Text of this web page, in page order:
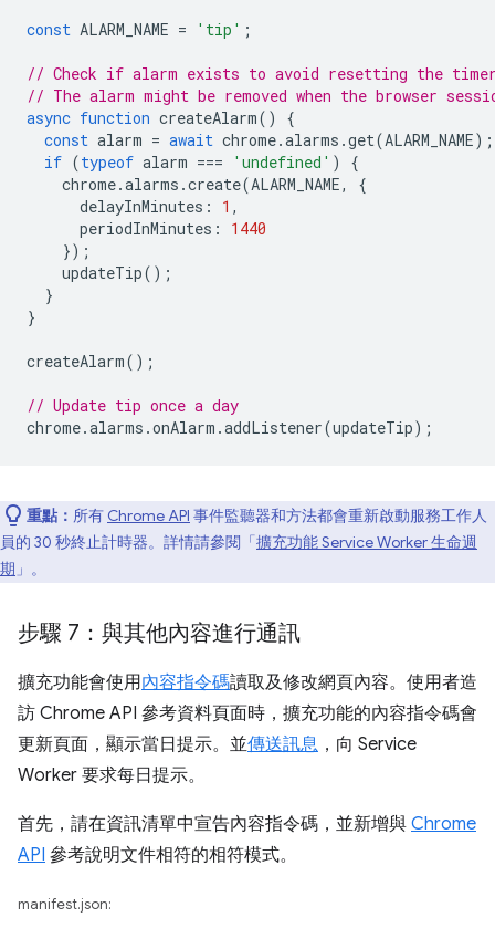
const ALARM_NAME = 'tip' ;
// Check if alarm exists to avoid resetting the
// The alarm might be removed when the browser
async function createAlarm()
{
const alarm = await chrome.alarms .get(ALARM_NAME);
if (typeof alarm === 'undefined' )
{
chrome.alarms .create(ALARM_NAME,
{
delayInMinutes : 1 ,
periodInMinutes :
1440
});
updateTip();
}
}
createAlarm();
// Update tip once a day
chrome.alarms .onAlarm .addListener(updateTip);
重點： 所有 Chrome API 事件監聽器和方法都會重新啟動服務工作人
員的 30 秒終止計時器。詳情請參閱「擴充功能 Service Worker 生命週
期 」。
步驟 7：與其他內容進行通訊
擴充功能會使用內容指令碼讀取及修改網頁內容。使用者造
訪 Chrome API 參考資料頁面時，擴充功能的內容指令碼會
更新頁面，顯示當日提示。並傳送訊息 ，向 Service
Worker 要求每日提示。
首先，請在資訊清單中宣告內容指令碼，並新增與 Chrome
API 參考說明文件相符的相符模式。
manifest.json: